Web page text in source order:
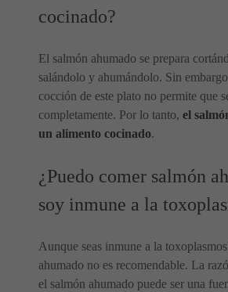
cocinado?
El salmón ahumado se prepara
salándolo y ahumándolo. Sin
cocción de este plato no permite que
completamente. Por lo tanto, el
un alimento cocinado.
¿Puedo comer salmón
soy inmune a la
Aunque seas inmune a la
ahumado no es recomendable. La
el salmón ahumado puede ser una